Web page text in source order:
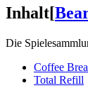
Inhalt[
Die
Coffee
Total Refill